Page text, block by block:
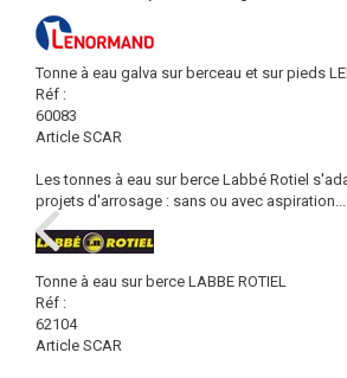
Tonne à eau galva sur berceau et sur pieds
Réf :
60083
Article SCAR
Les tonnes à eau sur berce Labbé Rotiel
projets d'arrosage : sans ou avec aspiration...
Tonne à eau sur berce LABBE ROTIEL
Réf :
62104
Article SCAR